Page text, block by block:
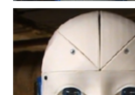
Atelier robotique
construction de 2